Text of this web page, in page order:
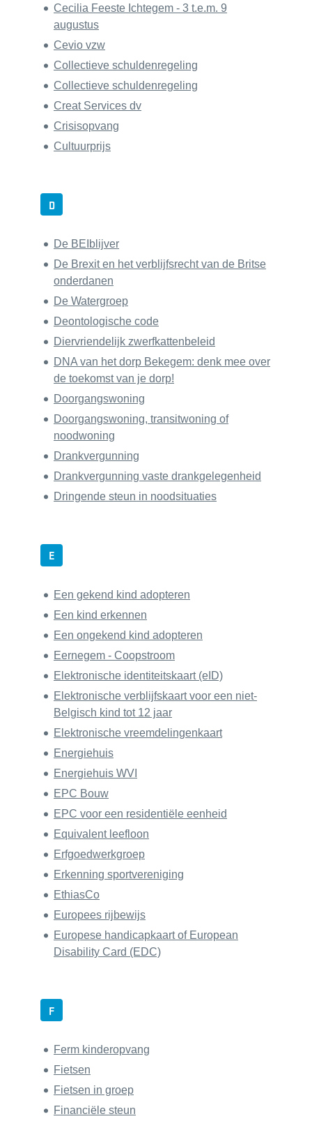
Cecilia Feeste Ichtegem - 3 t.e.m. 9
augustus
Cevio vzw
Collectieve schuldenregeling
Collectieve schuldenregeling
Creat Services dv
Crisisopvang
Cultuurprijs
D
De BEIblijver
De Brexit en het verblijfsrecht van de Britse
onderdanen
De Watergroep
Deontologische code
Diervriendelijk zwerfkattenbeleid
DNA van het dorp Bekegem: denk mee over
de toekomst van je dorp!
Doorgangswoning
Doorgangswoning, transitwoning of
noodwoning
Drankvergunning
Drankvergunning vaste drankgelegenheid
Dringende steun in noodsituaties
E
Een gekend kind adopteren
Een kind erkennen
Een ongekend kind adopteren
Eernegem - Coopstroom
Elektronische identiteitskaart (eID)
Elektronische verblijfskaart voor een niet-
Belgisch kind tot 12 jaar
Elektronische vreemdelingenkaart
Energiehuis
Energiehuis WVI
EPC Bouw
EPC voor een residentiële eenheid
Equivalent leefloon
Erfgoedwerkgroep
Erkenning sportvereniging
EthiasCo
Europees rijbewijs
Europese handicapkaart of European
Disability Card (EDC)
F
Ferm kinderopvang
Fietsen
Fietsen in groep
Financiële steun